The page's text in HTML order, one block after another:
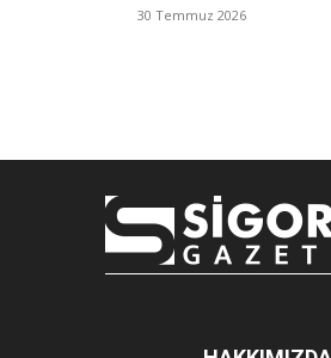
30 Temmuz 2026